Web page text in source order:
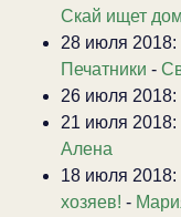
Скай ищет дом
28 июля 2018:
Печатники -
26 июля 2018:
21 июля 2018:
Алена
18 июля 2018:
хозяев! -